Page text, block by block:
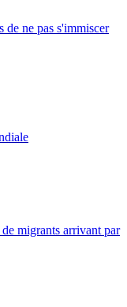
ne pas s'immiscer
migrants arrivant par